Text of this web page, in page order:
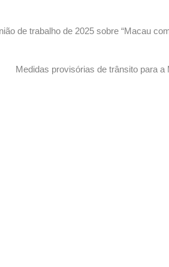
de trabalho de 2025 sobre “Macau
Medidas provisórias de trânsito para